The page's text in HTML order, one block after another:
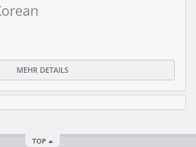
MEHR DETAILS
TOP